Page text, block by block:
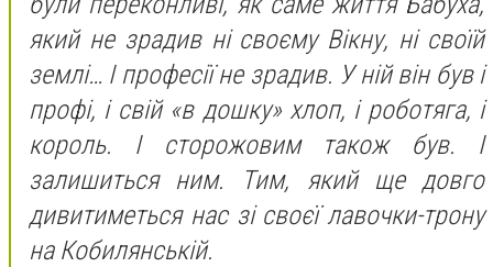
який не зрадив ні своєму Вікну, ні своїй
землі… І професії не зрадив. У ній він був і
профі, і свій «в дошку» хлоп, і роботяга, і
король. І сторожовим також був. І
залишиться ним. Тим, який ще довго
дивитиметься нас зі своєї лавочки-трону
на Кобилянській.